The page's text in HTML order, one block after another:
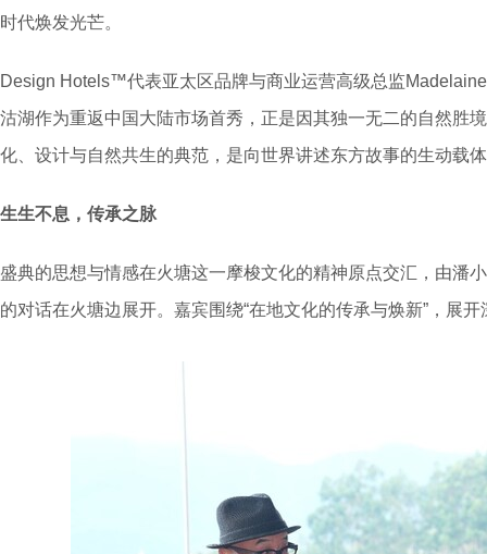
时代焕发光芒。
Design Hotels™代表亚太区品牌与商业运营高级总监
沽湖作为重返中国大陆市场首秀，正是因其独一无二的自然胜
化、设计与自然共生的典范，是向世界讲述东方故事的生动载体
生生不息，传承之脉
盛典的思想与情感在火塘这一摩梭文化的精神原点交汇，由潘
的对话在火塘边展开。嘉宾围绕“在地文化的传承与焕新”，展